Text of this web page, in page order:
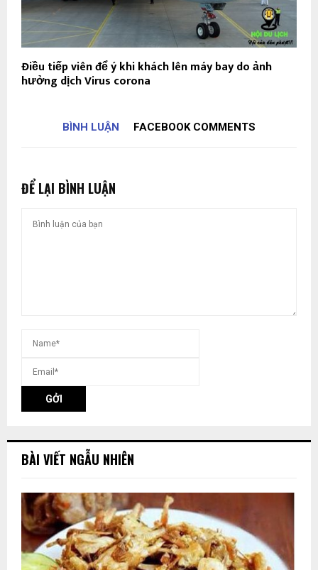
Điều tiếp viên để ý khi khách lên máy bay do ảnh
hưởng dịch Virus corona
BÌNH LUẬN FACEBOOK COMMENTS
ĐỂ LẠI BÌNH LUẬN
BÀI VIẾT NGẪU NHIÊN